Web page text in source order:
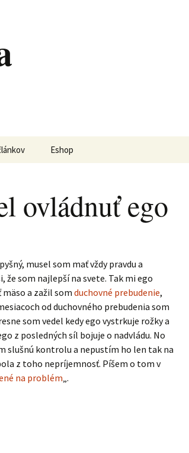
Eshop
ovládnuť ego
musel som mať vždy pravdu a
že som najlepší na svete. Tak mi ego
a zažil somduchovné prebudenie,
od duchovného prebudenia som
som vedel kedy ego vystrkuje rožky a
z posledných síl bojuje o nadvládu. No
slušnú kontrolu a nepustím ho len tak na
z toho nepríjemnosť. Píšem o tom v
na problém„.